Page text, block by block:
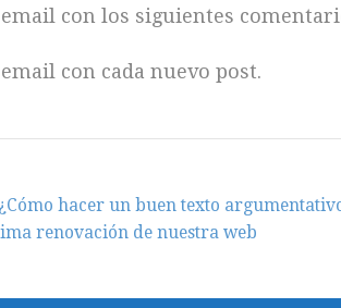
con los siguientes
con cada nuevo post.
¿Cómo hacer un buen texto
renovación de nuestra web